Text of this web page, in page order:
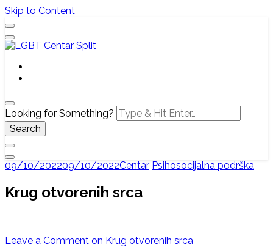
Skip to Content
LGBT Centar Split
Službena web stranica LGBT centra Split, Croatia
Looking for Something?
09/10/202209/10/2022Centar Psihosocijalna podrška
Krug otvorenih srca
Leave a Comment on Krug otvorenih srca